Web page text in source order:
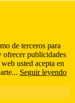
de terceros para
ofrecer publicidades
usted acepta en
Seguir leyendo